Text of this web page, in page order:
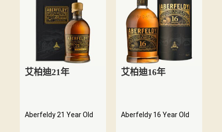
艾柏迪21年
Aberfeldy 21 Year Old
艾柏迪16年
Aberfeldy 16 Year Old